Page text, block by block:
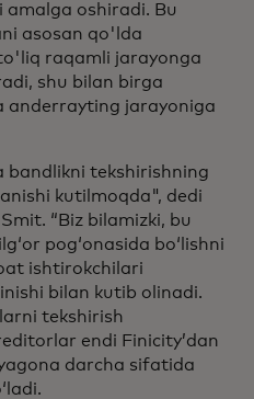
oshiradi. Bu
asosan qo'lda
raqamli jarayonga
shu bilan birga
anderrayting jarayoniga
bandlikni tekshirishning
kutilmoqda", dedi
“Biz bilamizki, bu
pog‘onasida bo‘lishni
ishtirokchilari
bilan kutib olinadi.
tekshirish
endi Finicity’dan
darcha sifatida